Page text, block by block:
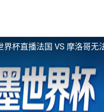
界杯直播法国 VS 摩洛哥无